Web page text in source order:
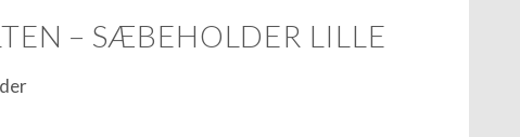
– SÆBEHOLDER LILLE